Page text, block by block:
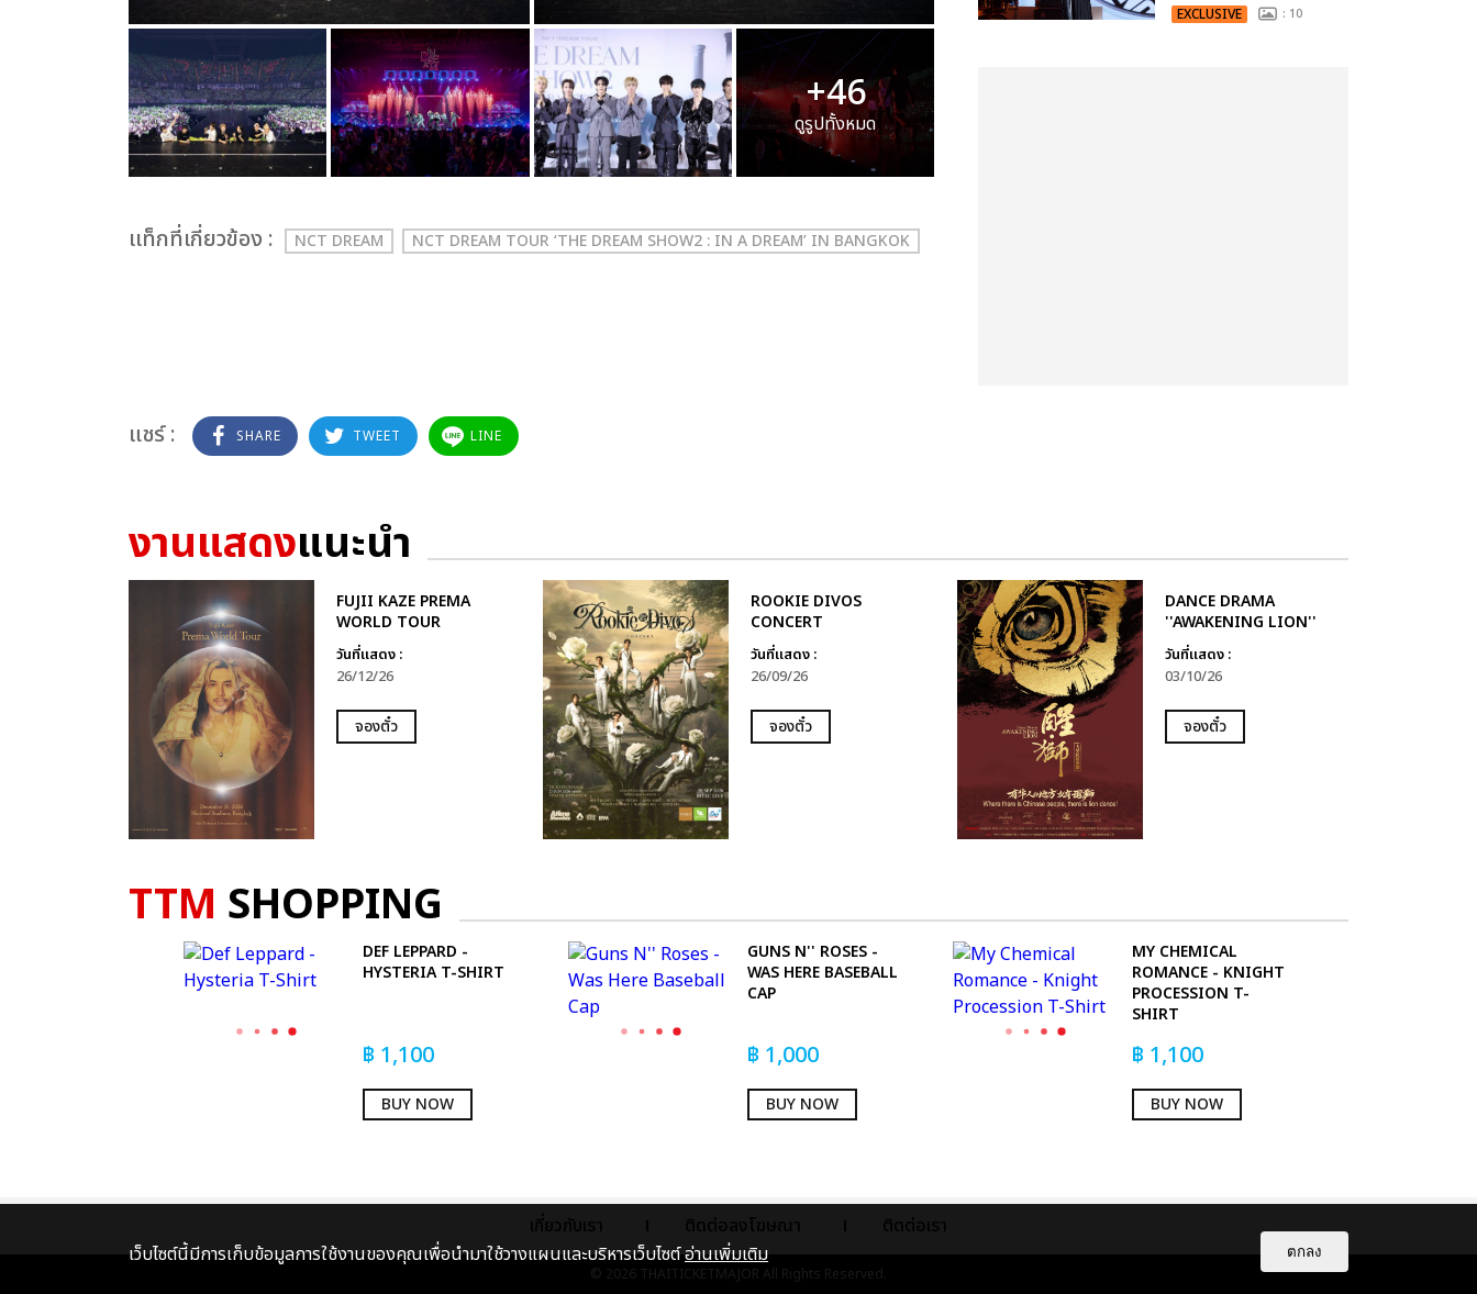
+46
ดูรูปทั้งหมด
เเท็กที่เกี่ยวข้อง : NCT DREAM NCT DREAM TOUR ‘THE DREAM SHOW2 : IN A DREAM’ IN BANGKOK
แชร์ : SHARE TWEET LINE
EXCLUSIVE : 10
งานแสดงแนะนำ
FUJII KAZE PREMA
WORLD TOUR
วันที่แสดง :
26/12/26
จองตั๋ว
ROOKIE DIVOS
CONCERT
วันที่แสดง :
26/09/26
จองตั๋ว
DANCE DRAMA
''AWAKENING LION''
วันที่แสดง :
03/10/26
จองตั๋ว
TTM SHOPPING
DEF LEPPARD -
HYSTERIA T-SHIRT
฿ 1,100
BUY NOW
GUNS N'' ROSES -
WAS HERE BASEBALL
CAP
฿ 1,000
BUY NOW
MY CHEMICAL
ROMANCE - KNIGHT
PROCESSION T-
SHIRT
฿ 1,100
BUY NOW
เกี่ยวกับเรา ติดต่อลงโฆษณา ติดต่อเรา
© 2026 THAITICKETMAJOR All Rights Reserved.
เว็บไซต์นี้มีการเก็บข้อมูลการใช้งานของคุณเพื่อนำมาใช้วางแผนและบริหารเว็บไซต์อ่านเพิ่มเติม ตกลง